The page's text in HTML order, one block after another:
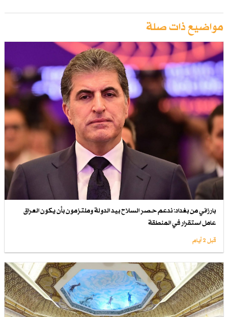
مواضيع ذات صلة
بارزاني من بغداد: ندعم حصر السلاح بيد الدولة وملتزمون بأن يكون العراق
عامل استقرار في المنطقة
قبل 2 أيام